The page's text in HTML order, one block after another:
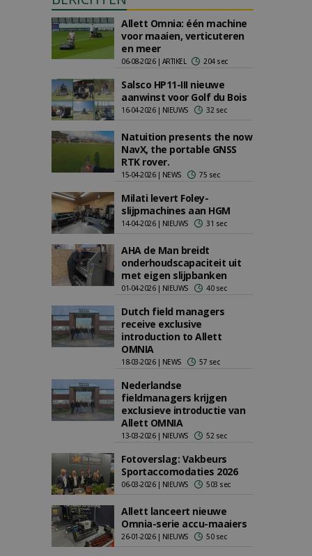
Allett Omnia: één machine
voor maaien, verticuteren
en meer
06-08-2026 | ARTIKEL 204 sec
Salsco HP11-III nieuwe
aanwinst voor Golf du Bois
16-04-2026 | NIEUWS 32 sec
Natuition presents the now
NavX, the portable GNSS
RTK rover.
15-04-2026 | NEWS 75 sec
Milati levert Foley-
slijpmachines aan HGM
14-04-2026 | NIEUWS 31 sec
AHA de Man breidt
onderhoudscapaciteit uit
met eigen slijpbanken
01-04-2026 | NIEUWS 40 sec
Dutch field managers
receive exclusive
introduction to Allett
OMNIA
18-03-2026 | NEWS 57 sec
Nederlandse
fieldmanagers krijgen
exclusieve introductie van
Allett OMNIA
13-03-2026 | NIEUWS 52 sec
Fotoverslag: Vakbeurs
Sportaccomodaties 2026
06-03-2026 | NIEUWS 503 sec
Allett lanceert nieuwe
Omnia-serie accu-maaiers
26-01-2026 | NIEUWS 50 sec